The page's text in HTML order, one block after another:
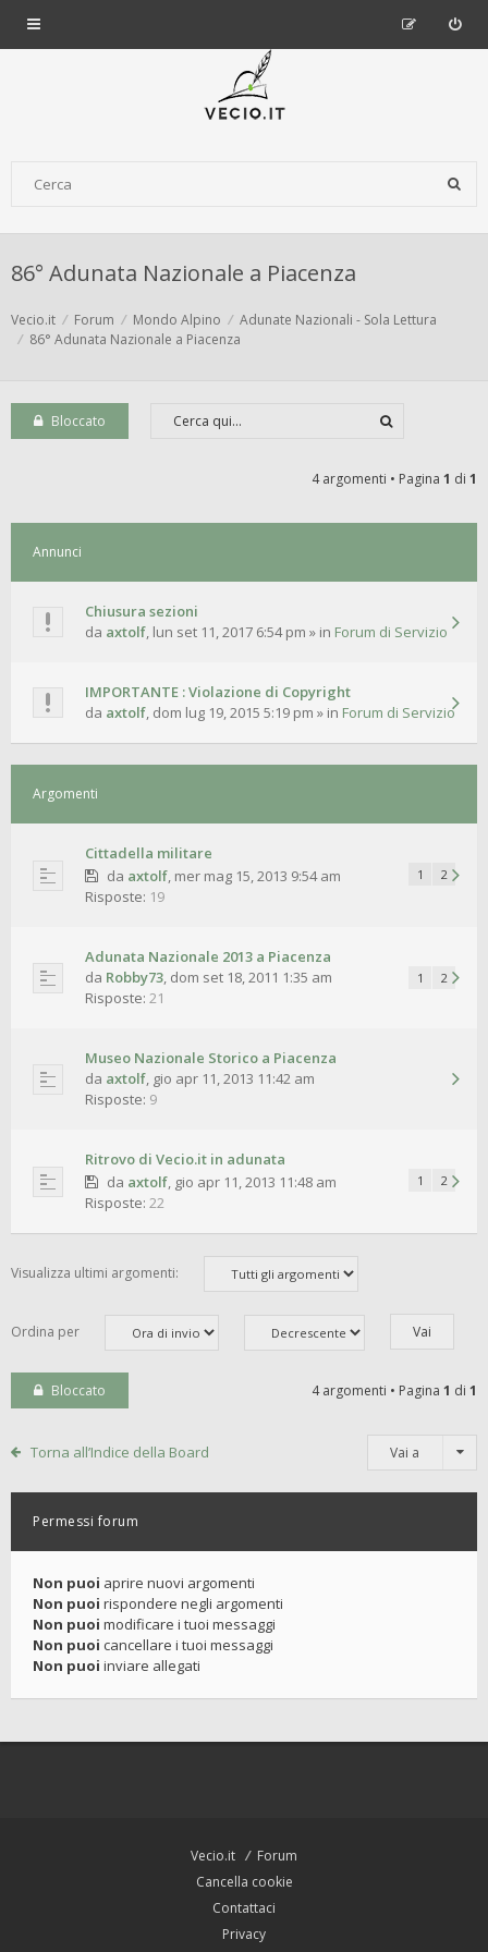
86° Adunata Nazionale a Piacenza
Vecio.it Forum Mondo Alpino
Adunate Nazionali - Sola Lettura
86° Adunata Nazionale a Piacenza
Bloccato
4 argomenti • Pagina 1 di 1
Annunci
Chiusura sezioni
da axtolf, lun set 11, 2017 6:54 pm » in Forum di Servizio
IMPORTANTE : Violazione di Copyright
da axtolf, dom lug 19, 2015 5:19 pm » in Forum di Servizio
Argomenti
Cittadella militare
da axtolf, mer mag 15, 2013 9:54 am 1 2
Risposte: 19
Adunata Nazionale 2013 a Piacenza
da Robby73, dom set 18, 2011 1:35 am 1 2
Risposte: 21
Museo Nazionale Storico a Piacenza
da axtolf, gio apr 11, 2013 11:42 am
Risposte: 9
Ritrovo di Vecio.it in adunata
da axtolf, gio apr 11, 2013 11:48 am 1 2
Risposte: 22
Visualizza ultimi argomenti:
Ordina per
Bloccato 4 argomenti • Pagina 1 di 1
Torna all’Indice della Board Vai a
Permessi forum
Non puoi aprire nuovi argomenti
Non puoi rispondere negli argomenti
Non puoi modificare i tuoi messaggi
Non puoi cancellare i tuoi messaggi
Non puoi inviare allegati
Vecio.it
Forum
Cancella cookie
Contattaci
Privacy